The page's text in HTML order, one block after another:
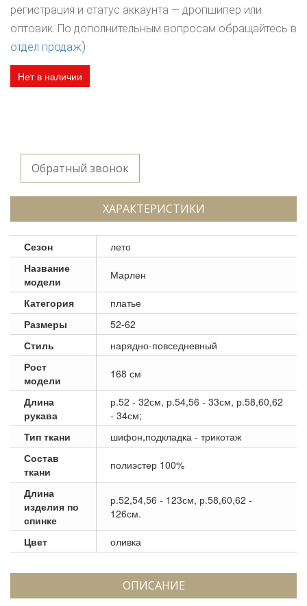
регистрация и статус аккаунта — дропшипер или
оптовик. По дополнительным вопросам обращайтесь в
отдел продаж)
Нет в наличии
Обратный звонок
ХАРАКТЕРИСТИКИ
Сезон
лето
Название
модели
Марлен
Категория
платье
Размеры
52-62
Стиль
нарядно-повседневный
Рост
модели
168 см
Длина
рукава
р.52 - 32см, р.54,56 - 33см, р.58,60,62
- 34см;
Тип ткани
шифон,подкладка - трикотаж
Состав
ткани
полиэстер 100%
Длина
изделия по
спинке
р.52,54,56 - 123см, р.58,60,62 -
126см.
Цвет оливка
ОПИСАНИЕ